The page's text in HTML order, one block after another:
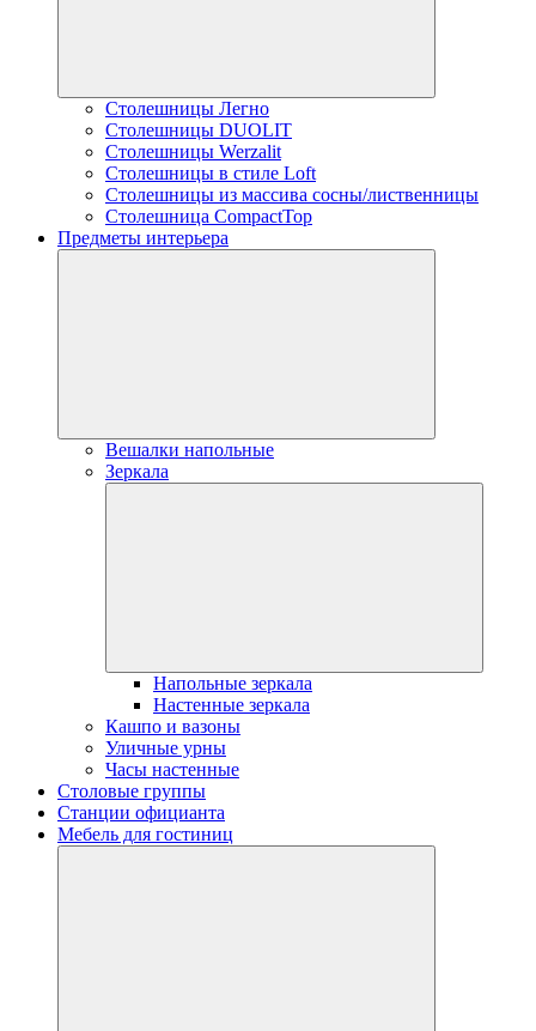
Столешницы Легно
Столешницы DUOLIT
Столешницы Werzalit
Столешницы в стиле Loft
Столешницы из массива сосны/лиственницы
Столешница CompactTop
Предметы интерьера
Вешалки напольные
Зеркала
Напольные зеркала
Настенные зеркала
Кашпо и вазоны
Уличные урны
Часы настенные
Столовые группы
Станции официанта
Мебель для гостиниц